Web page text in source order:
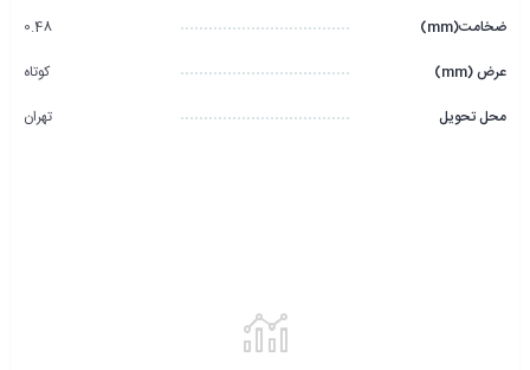
ضخامت(mm)
0.48
عرض (mm)
کوتاه
محل تحویل
تهران